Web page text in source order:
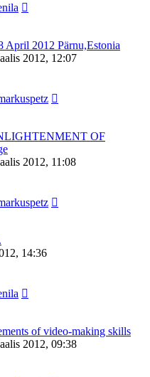
April 2012 Pärnu,Estonia
2012, 12:07
OF
2012, 11:08
14:36
of video-making skills
2012, 09:38